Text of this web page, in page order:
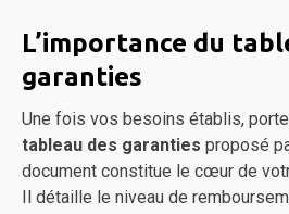
L’importance du
garanties
Une fois vos besoins établis,
tableau des garanties proposé
document constitue le cœur de
Il détaille le niveau de